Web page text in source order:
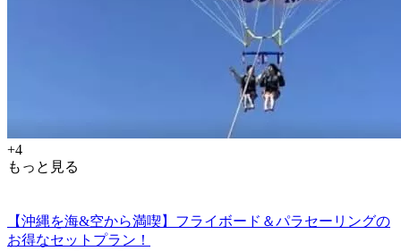
+4
もっと見る
【沖縄を海&空から満喫】フライボード＆パラセーリングの
お得なセットプラン！